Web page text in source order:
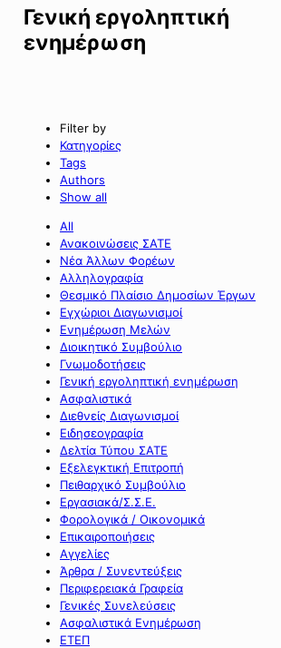
Γενική εργοληπτική
ενημέρωση
Filter by
Κατηγορίες
Tags
Authors
Show all
All
Ανακοινώσεις ΣΑΤΕ
Νέα Άλλων Φορέων
Αλληλογραφία
Θεσμικό Πλαίσιο Δημοσίων Έργων
Εγχώριοι Διαγωνισμοί
Ενημέρωση Μελών
Διοικητικό Συμβούλιο
Γνωμοδοτήσεις
Γενική εργοληπτική ενημέρωση
Ασφαλιστικά
Διεθνείς Διαγωνισμοί
Ειδησεογραφία
Δελτία Τύπου ΣΑΤΕ
Εξελεγκτική Επιτροπή
Πειθαρχικό Συμβούλιο
Εργασιακά/Σ.Σ.Ε.
Φορολογικά / Οικονομικά
Επικαιροποιήσεις
Αγγελίες
Άρθρα / Συνεντεύξεις
Περιφερειακά Γραφεία
Γενικές Συνελεύσεις
Ασφαλιστικά Ενημέρωση
ΕΤΕΠ